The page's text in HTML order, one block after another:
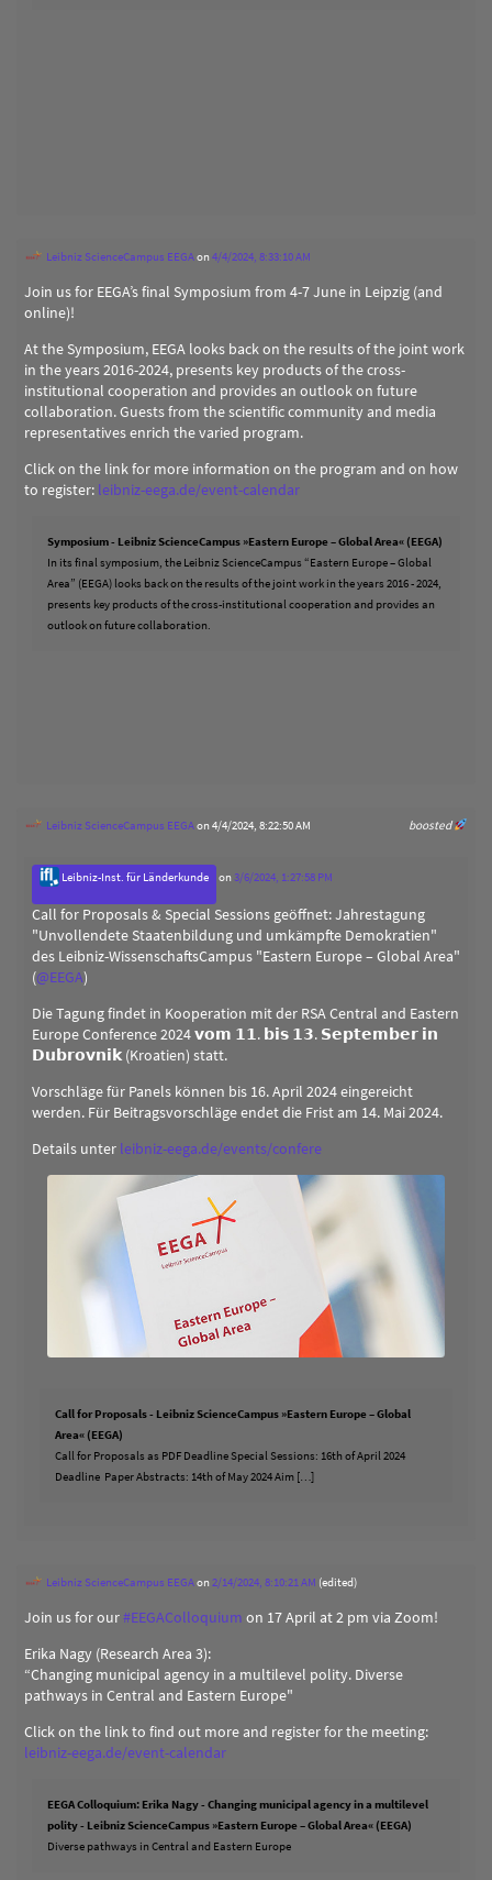
Leibniz ScienceCampus EEGAon4/4/2024, 8:33:10 AM
Join us for EEGA’s final Symposium from 4-7 June in Leipzig (and
online)!
At the Symposium, EEGA looks back on the results of the joint work
in the years 2016-2024, presents key products of the cross-
institutional cooperation and provides an outlook on future
collaboration. Guests from the scientific community and media
representatives enrich the varied program.
Click on the link for more information on the program and on how
to register: leibniz-eega.de/event-calendar
Symposium - Leibniz ScienceCampus »Eastern Europe – Global Area« (EEGA)
In its final symposium, the Leibniz ScienceCampus “Eastern Europe – Global
Area” (EEGA) looks back on the results of the joint work in the years 2016 - 2024,
presents key products of the cross-institutional cooperation and provides an
outlook on future collaboration.
boosted
Leibniz ScienceCampus EEGAon 4/4/2024, 8:22:50 AM
Leibniz-Inst. für Länderkunde on3/6/2024, 1:27:58 PM
Call for Proposals & Special Sessions geöffnet: Jahrestagung
"Unvollendete Staatenbildung und umkämpfte Demokratien"
des Leibniz-WissenschaftsCampus "Eastern Europe – Global Area"
(@EEGA)
Die Tagung findet in Kooperation mit der RSA Central and Eastern
Europe Conference 2024 𝘃𝗼𝗺 𝟭𝟭. 𝗯𝗶𝘀 𝟭𝟯. 𝗦𝗲𝗽𝘁𝗲𝗺𝗯𝗲𝗿 𝗶𝗻
𝗗𝘂𝗯𝗿𝗼𝘃𝗻𝗶𝗸 (Kroatien) statt.
Vorschläge für Panels können bis 16. April 2024 eingereicht
werden. Für Beitragsvorschläge endet die Frist am 14. Mai 2024.
Details unter leibniz-eega.de/events/confere
Call for Proposals - Leibniz ScienceCampus »Eastern Europe – Global
Area« (EEGA)
Call for Proposals as PDF Deadline Special Sessions: 16th of April 2024
Deadline Paper Abstracts: 14th of May 2024 Aim […]
Leibniz ScienceCampus EEGAon2/14/2024, 8:10:21 AM (edited)
Join us for our#EEGAColloquium on 17 April at 2 pm via Zoom!
Erika Nagy (Research Area 3):
“Changing municipal agency in a multilevel polity. Diverse
pathways in Central and Eastern Europe"
Click on the link to find out more and register for the meeting:
leibniz-eega.de/event-calendar
EEGA Colloquium: Erika Nagy - Changing municipal agency in a multilevel
polity - Leibniz ScienceCampus »Eastern Europe – Global Area« (EEGA)
Diverse pathways in Central and Eastern Europe